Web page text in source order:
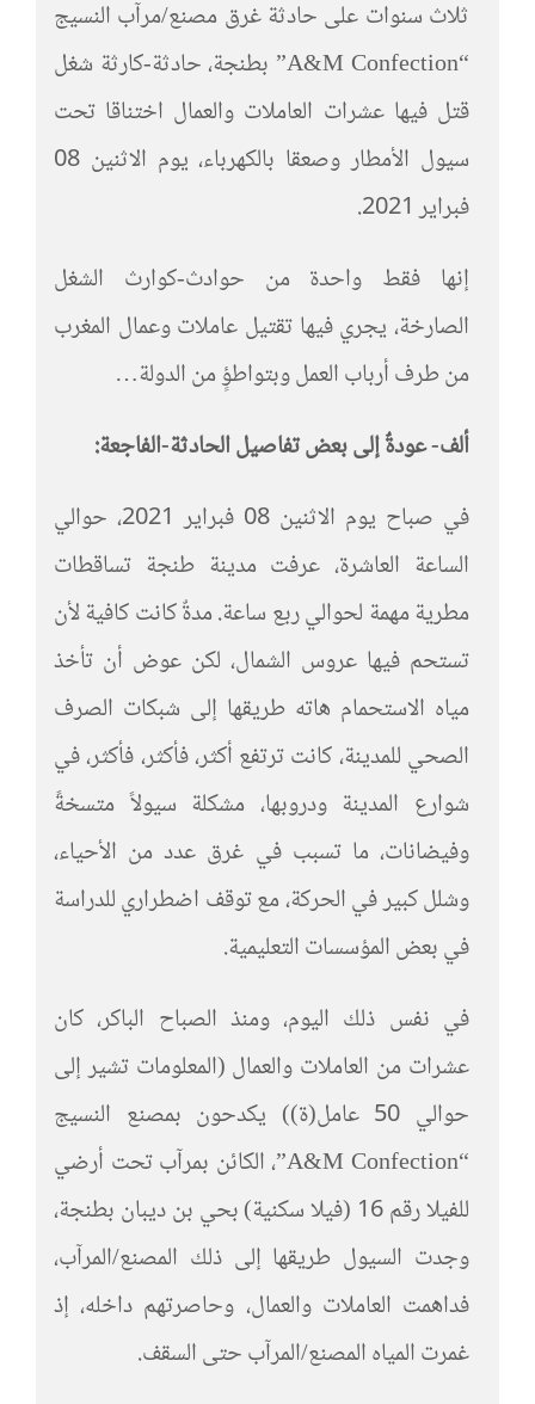
ثلاث سنوات على حادثة غرق مصنع/مرآب النسيج
“A&M Confection” بطنجة، حادثة-كارثة شغل
قتل فيها عشرات العاملات والعمال اختناقا تحت
سيول الأمطار وصعقا بالكهرباء، يوم الاثنين 08
فبراير 2021.
إنها فقط واحدة من حوادث-كوارث الشغل
الصارخة، يجري فيها تقتيل عاملات وعمال المغرب
من طرف أرباب العمل وبتواطؤٍ من الدولة…
ألف- عودةٌ إلى بعض تفاصيل الحادثة-الفاجعة:
في صباح يوم الاثنين 08 فبراير 2021، حوالي
الساعة العاشرة، عرفت مدينة طنجة تساقطات
مطرية مهمة لحوالي ربع ساعة. مدةٌ كانت كافية لأن
تستحم فيها عروس الشمال، لكن عوض أن تأخذ
مياه الاستحمام هاته طريقها إلى شبكات الصرف
الصحي للمدينة، كانت ترتفع أكثر، فأكثر، فأكثر، في
شوارع المدينة ودروبها، مشكلة سيولاً متسخةً
وفيضانات، ما تسبب في غرق عدد من الأحياء،
وشلل كبير في الحركة، مع توقف اضطراري للدراسة
في بعض المؤسسات التعليمية.
في نفس ذلك اليوم، ومنذ الصباح الباكر، كان
عشرات من العاملات والعمال (المعلومات تشير إلى
حوالي 50 عامل(ة)) يكدحون بمصنع النسيج
“A&M Confection”، الكائن بمرآب تحت أرضي
للفيلا رقم 16 (فيلا سكنية) بحي بن ديبان بطنجة،
وجدت السيول طريقها إلى ذلك المصنع/المرآب،
فداهمت العاملات والعمال، وحاصرتهم داخله، إذ
غمرت المياه المصنع/المرآب حتى السقف.